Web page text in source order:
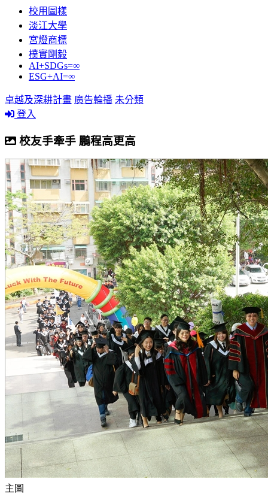
校用圖樣
淡江大學
宮燈商標
樸實剛毅
AI+SDGs=∞
ESG+AI=∞
卓越及深耕計畫 廣告輪播 未分類
登入
校友手牽手 鵬程高更高
主圖